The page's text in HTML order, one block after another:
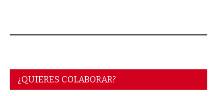
¿QUIERES COLABORAR?